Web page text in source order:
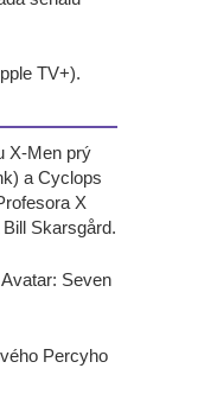
TV+).
X-Men prý
a Cyclops
X
Skarsgård.
Seven
Percyho